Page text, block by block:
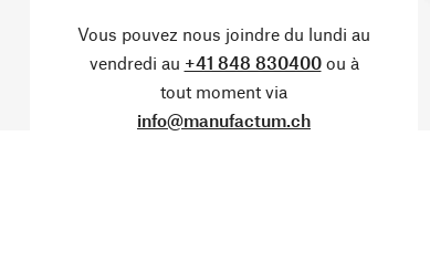
Vous pouvez nous joindre du lundi au
vendredi au +41 848 830400ou à
tout moment via
info@manufactum.ch